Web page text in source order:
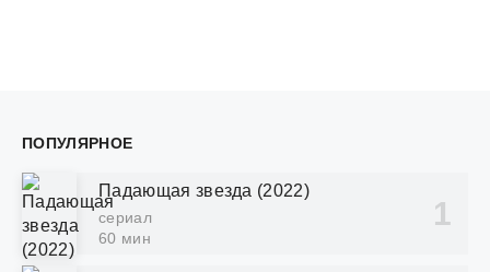
ПОПУЛЯРНОЕ
Падающая звезда (2022)
сериал
60 мин